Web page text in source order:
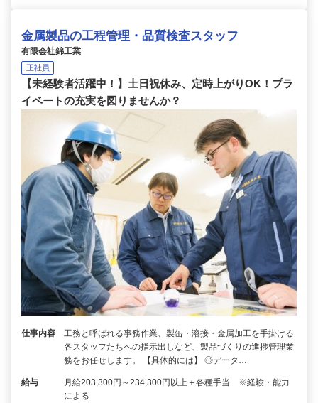
金属製品の工程管理・品質検査スタッフ
有限会社錦工業
正社員
【未経験者活躍中！】土日祝休み、定時上がりOK！プラ
イベートの充実を図りませんか？
仕事内容
工務と呼ばれる事務作業、製缶・溶接・金属加工を手掛ける
各スタッフたちへの指示出しなど、製品づくりの進捗管理業
務をお任せします。 【具体的には】 ◎データ…
給与
月給203,300円～234,300円以上＋各種手当 ※経験・能力
による